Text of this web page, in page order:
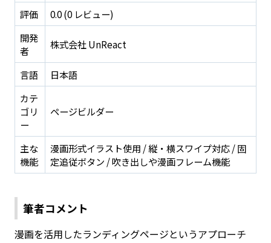
評価
0.0 (0 レビュー)
開発
者
株式会社 UnReact
言語
日本語
カテ
ゴリ
ー
ページビルダー
主な
機能
漫画形式イラスト使用 / 縦・横スワイプ対応 / 固
定追従ボタン / 吹き出しや漫画フレーム機能
筆者コメント
漫画を活用したランディングページというアプローチ